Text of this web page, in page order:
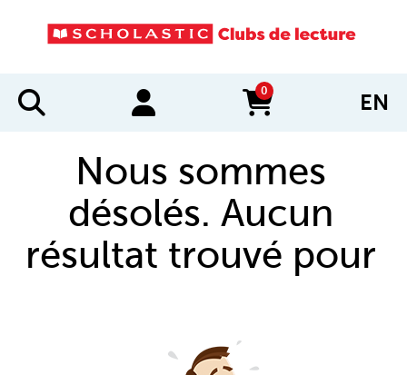
0
items in cart EN
Nous sommes
désolés. Aucun
résultat trouvé pour